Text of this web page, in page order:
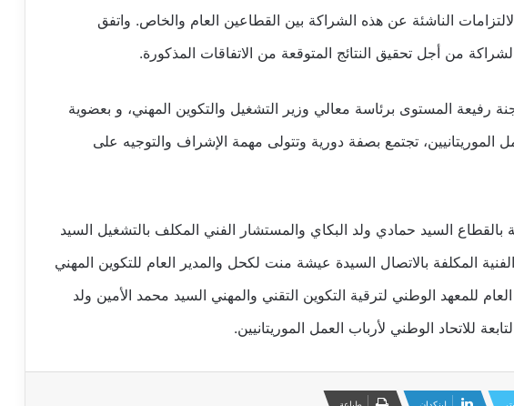
الناشئة عن هذه الشراكة بين القطاعين العام والخاص. واتفق
من أجل تحقيق النتائج المتوقعة من الاتفاقات المذكورة.
رفيعة المستوى برئاسة معالي وزير التشغيل والتكوين المهني، و بعضوية
الموريتانيين، تجتمع بصفة دورية وتتولى مهمة الإشراف والتوجيه على
السيد حمادي ولد البكاي والمستشار الفني المكلف بالتشغيل السيد
المكلفة بالاتصال السيدة عيشة منت لكحل والمدير العام للتكوين المهني
للمعهد الوطني لترقية التكوين التقني والمهني السيد محمد الأمين ولد
للاتحاد الوطني لأرباب العمل الموريتانيين.